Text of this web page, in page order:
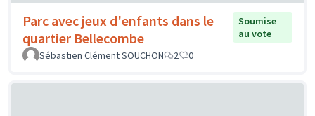
Parc avec jeux d'enfants dans le
quartier Bellecombe
Soumise
au vote
Sébastien Clément SOUCHON
2 0